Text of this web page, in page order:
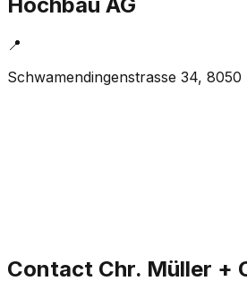
📍
Schwamendingenstrasse 34, 8050
Contact Chr. Müller +